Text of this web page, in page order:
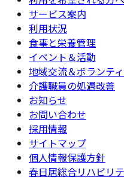
サービス案内
利用状況
食事と栄養管理
イベント＆活動
地域交流＆ボランテ
介護職員の処遇改善
お知らせ
お問い合わせ
採用情報
サイトマップ
個人情報保護方針
春日居総合リハビリ